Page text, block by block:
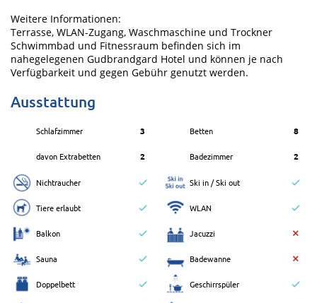
Weitere Informationen:
Terrasse, WLAN-Zugang, Waschmaschine und Trockner
Schwimmbad und Fitnessraum befinden sich im
nahegelegenen Gudbrandgard Hotel und können je nach
Verfügbarkeit und gegen Gebühr genutzt werden.
Ausstattung
Schlafzimmer 3 Betten 8
davon Extrabetten 2 Badezimmer 2
Nichtraucher Ski in / Ski out
Tiere erlaubt WLAN
Balkon Jacuzzi
Sauna Badewanne
Doppelbett Geschirrspüler